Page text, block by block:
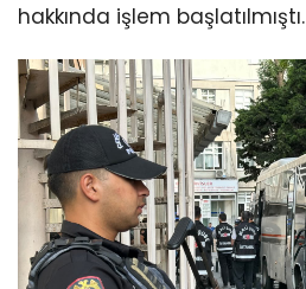
hakkında işlem başlatılmıştı.